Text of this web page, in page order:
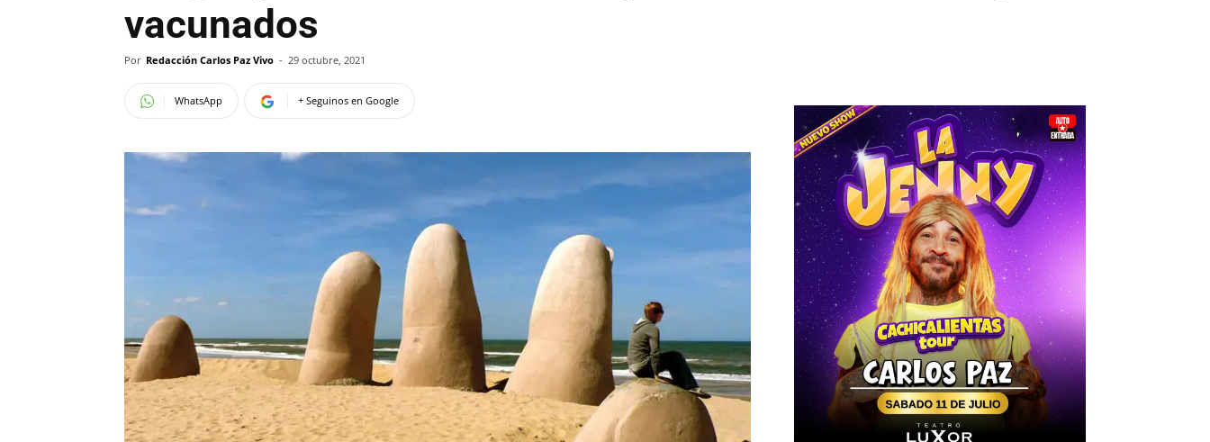
vacunados
Por Redacción Carlos Paz Vivo - 29 octubre, 2021
WhatsApp + Seguinos en Google